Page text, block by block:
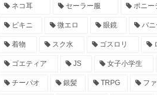
ネコ耳 セーラー服 ポニー
ビキニ 微エロ 眼鏡 バ
着物 スク水 ゴスロリ
ゴエティア JS 女子小学生
チーパオ 銀髪 TRPG フ